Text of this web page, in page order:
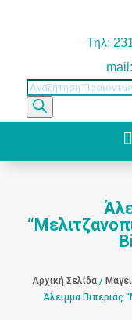
Τηλ:
Products
search

Αρχική Σελίδα/
Άλειμμα Πιπεριάς